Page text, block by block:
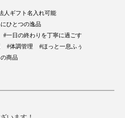
では届きにくかったコリを、
手仕上げにこだわっているん
人ギフト名入れ可能
ひとつの逸品
#一日の終わりを丁寧に過ごす
#体調管理
#ほっと一息ふぅ
商品